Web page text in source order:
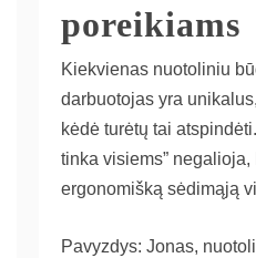
poreikiams
Kiekvienas nuotoliniu
darbuotojas yra
kėdė turėtų tai
tinka visiems”
ergonomišką sėdimąją
Pavyzdys: Jonas,